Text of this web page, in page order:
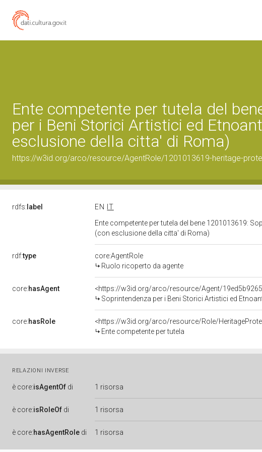
Ente competente per tutela del
per i Beni Storici Artistici ed
esclusione della citta' di Roma)
https://w3id.org/arco/resource/AgentRole/1201013619-heritage-
rdfs: label EN
IT
Ente competente per tutela del bene 1201013619:
(con esclusione della citta' di Roma)
rdf:type
core:AgentRole
Ruolo ricoperto da agente
core:hasAgent
<https://w3id.org/arco/resource/Agent/
Soprintendenza per i Beni Storici Artistici ed
core:hasRole
<https://w3id.org/arco/resource/Role/
Ente competente per tutela
RELAZIONI INVERSE
è core:isAgentOf di 1 risorsa
è core:isRoleOf di 1 risorsa
è core:hasAgentRole di 1 risorsa